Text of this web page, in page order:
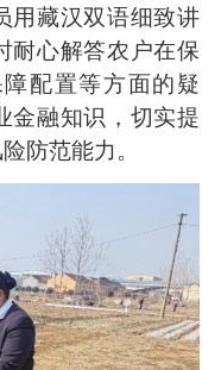
用藏汉双语细致讲
耐心解答农户在保
配置等方面的疑
金融知识，切实提
防范能力。